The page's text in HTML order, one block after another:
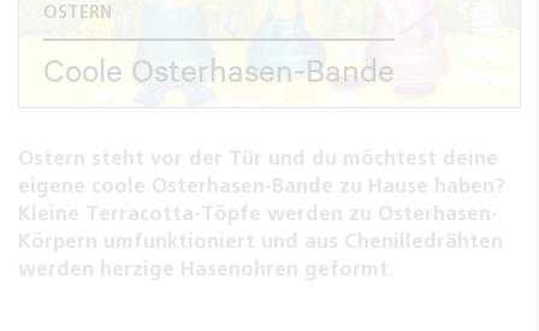
OSTERN
Coole Osterhasen-Bande
Ostern steht vor der Tür und du möchtest deine
eigene coole Osterhasen-Bande zu Hause haben?
Kleine Terracotta-Töpfe werden zu Osterhasen-
Körpern umfunktioniert und aus Chenilledrähten
werden herzige Hasenohren geformt.